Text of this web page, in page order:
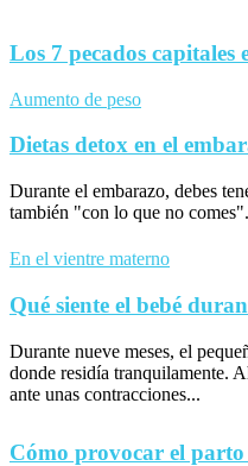
Los 7 pecados capitales
Aumento de peso
Dietas detox en el
Durante el embarazo, debes
también "con lo que no
En el vientre materno
Qué siente el bebé
Durante nueve meses, el
donde residía tranquilamente.
ante unas contracciones...
Cómo provocar el